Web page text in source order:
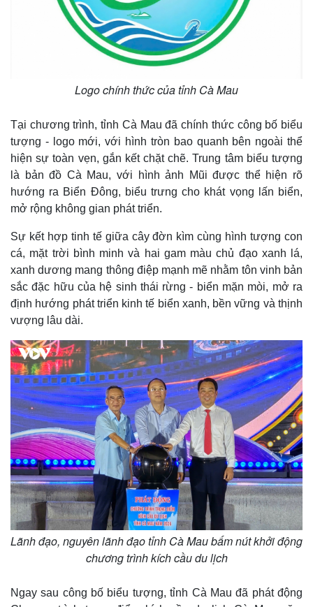
Kinh tế
Bất động sản
Thị trường
Tỷ giá
Chứng khoán
Giá cà phê
Logo chính thức của tỉnh Cà Mau
Tại chương trình, tỉnh Cà Mau đã chính thức công bố biểu
tượng - logo mới, với hình tròn bao quanh bên ngoài thể
hiện sự toàn vẹn, gắn kết chặt chẽ. Trung tâm biểu tượng
là bản đồ Cà Mau, với hình ảnh Mũi được thể hiện rõ
hướng ra Biển Đông, biểu trưng cho khát vọng lấn biển,
mở rộng không gian phát triển.
Sự kết hợp tinh tế giữa cây đờn kìm cùng hình tượng con
cá, mặt trời bình minh và hai gam màu chủ đạo xanh lá,
xanh dương mang thông điệp mạnh mẽ nhằm tôn vinh bản
sắc đặc hữu của hệ sinh thái rừng - biển mặn mòi, mở ra
định hướng phát triển kinh tế biển xanh, bền vững và thịnh
vượng lâu dài.
Lãnh đạo, nguyên lãnh đạo tỉnh Cà Mau bấm nút khởi động
chương trình kích cầu du lịch
Ngay sau công bố biểu tượng, tỉnh Cà Mau đã phát động